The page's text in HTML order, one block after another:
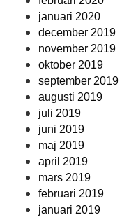
januari 2020
december 2019
november 2019
oktober 2019
september 2019
augusti 2019
juli 2019
juni 2019
maj 2019
april 2019
mars 2019
februari 2019
januari 2019